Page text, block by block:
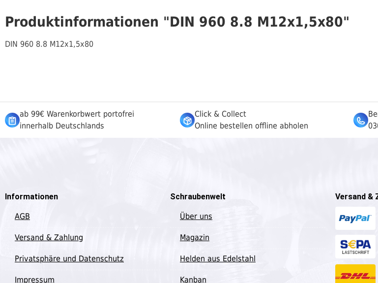
Produktinformationen "DIN 960 8.8 M12x1,5x80"
DIN 960 8.8 M12x1,5x80
ab 99€ Warenkorbwert portofrei
innerhalb Deutschlands
Click & Collect
Online bestellen offline abholen
Informationen
AGB
Versand & Zahlung
Privatsphäre und Datenschutz
Impressum
Schraubenwelt
Über uns
Magazin
Helden aus Edelstahl
Kanban
Versand &